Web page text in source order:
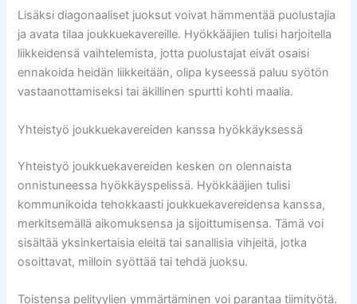
Lisäksi diagonaaliset juoksut voivat hämmentää puolustajia
ja avata tilaa joukkuekavereille. Hyökkääjien tulisi harjoitella
liikkeidensä vaihtelemista, jotta puolustajat eivät osaisi
ennakoida heidän liikkeitään, olipa kyseessä paluu syötön
vastaanottamiseksi tai äkillinen spurtti kohti maalia.
Yhteistyö joukkuekavereiden kanssa hyökkäyksessä
Yhteistyö joukkuekavereiden kesken on olennaista
onnistuneessa hyökkäyspelissä. Hyökkääjien tulisi
kommunikoida tehokkaasti joukkuekavereidensa kanssa,
merkitsemällä aikomuksensa ja sijoittumisensa. Tämä voi
sisältää yksinkertaisia eleitä tai sanallisia vihjeitä, jotka
osoittavat, milloin syöttää tai tehdä juoksu.
Toistensa pelityylien ymmärtäminen voi parantaa tiimityötä.